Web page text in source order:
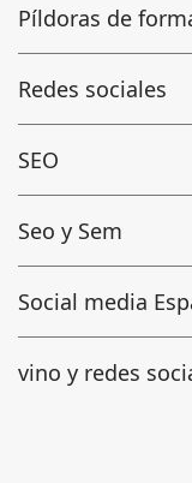
Píldoras de
Redes sociales
SEO
Seo y Sem
Social media
vino y redes